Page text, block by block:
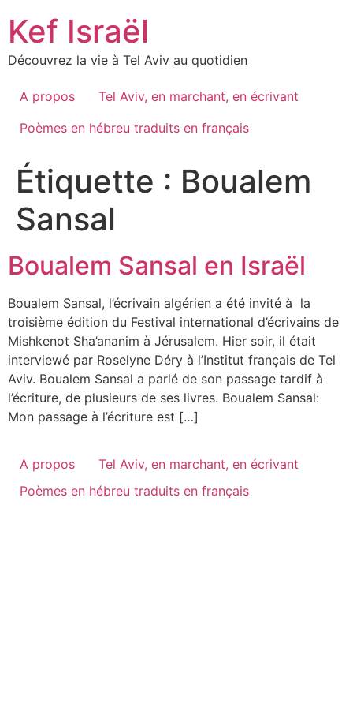
content
Kef Israël
Découvrez la vie à Tel Aviv au quotidien
A propos
Tel Aviv, en marchant, en écrivant
Poèmes en hébreu traduits en français
Étiquette : Boualem
Sansal
Boualem Sansal en Israël
Boualem Sansal, l’écrivain algérien a été invité à la
troisième édition du Festival international d’écrivains de
Mishkenot Sha’ananim à Jérusalem. Hier soir, il était
interviewé par Roselyne Déry à l’Institut français de Tel
Aviv. Boualem Sansal a parlé de son passage tardif à
l’écriture, de plusieurs de ses livres. Boualem Sansal:
Mon passage à l’écriture est […]
A propos
Tel Aviv, en marchant, en écrivant
Poèmes en hébreu traduits en français